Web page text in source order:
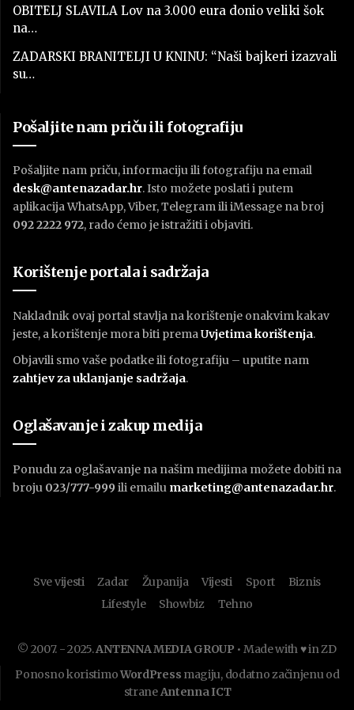
OBITELJ SLAVILA Lov na 3.000 eura donio veliki šok
na…
ZADARSKI BRANITELJI U KNINU: “Naši bajkeri izazvali
su…
Pošaljite nam priču ili fotografiju
Pošaljite nam priču, informaciju ili fotografiju na email
desk@antenazadar.hr. Isto možete poslati i putem
aplikacija WhatsApp, Viber, Telegram ili iMessage na broj
092 2222 972, rado ćemo je istražiti i objaviti.
Korištenje portala i sadržaja
Nakladnik ovaj portal stavlja na korištenje onakvim kakav
jeste, a korištenje mora biti premaUvjetima korištenja.
Objavili smo vaše podatke ili fotografiju – uputite nam
zahtjev za uklanjanje sadržaja.
Oglašavanje i zakup medija
Ponudu za oglašavanje na našim medijima možete dobiti na
broju 023/777-999 ili emailu marketing@antenazadar.hr.
Sve vijesti Zadar Županija Vijesti Sport
Biznis
Lifestyle
Showbiz Tehno
© 2007. - 2025.ANTENNA MEDIA GROUP • Made with ♥ in ZD
Ponosno koristimoWordPress magiju, dodatno začinjenu od
straneAntenna ICT